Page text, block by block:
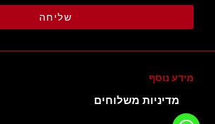
שליחה
מידע נוסף
מדיניות משלוחים